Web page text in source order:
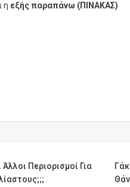
η εξής παραπάνω (ΠΙΝΑΚΑΣ)
Άλλοι Περιορισμοί Για